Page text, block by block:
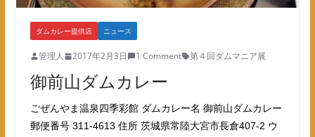
ダムカレー提供店 ニュース
管理人 2017年2月3日 1 Comment 第４回ダムマニア展
御前山ダムカレー
ごぜんやま温泉四季彩館 ダムカレー名 御前山ダムカレー
郵便番号 311-4613 住所 茨城県常陸大宮市長倉407-2 ウ